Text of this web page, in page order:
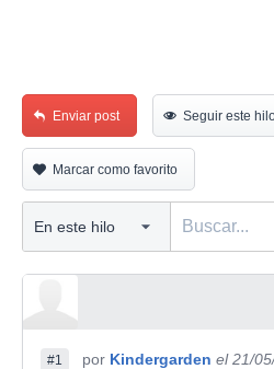
Enviar post Seguir este
Marcar como favorito
#1 por Kindergarden el 21/